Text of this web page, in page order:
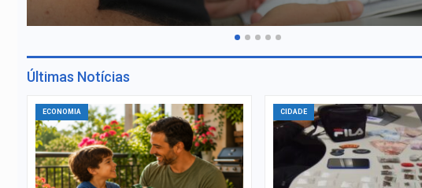
Últimas Notícias
ECONOMIA CIDADE